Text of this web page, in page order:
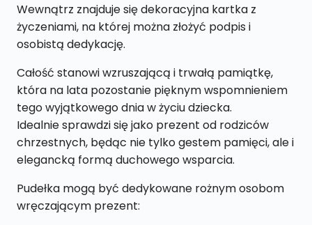
Wewnątrz znajduje się dekoracyjna kartka z
życzeniami, na której można złożyć podpis i
osobistą dedykację.
Całość stanowi wzruszającą i trwałą pamiątkę,
która na lata pozostanie pięknym wspomnieniem
tego wyjątkowego dnia w życiu dziecka.
Idealnie sprawdzi się jako prezent od rodziców
chrzestnych, będąc nie tylko gestem pamięci, ale i
elegancką formą duchowego wsparcia.
Pudełka mogą być dedykowane rożnym osobom
wręczającym prezent: